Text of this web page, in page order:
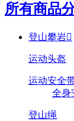
所有商品
登山攀岩
运动头盔
运动安全
全身
登山绳